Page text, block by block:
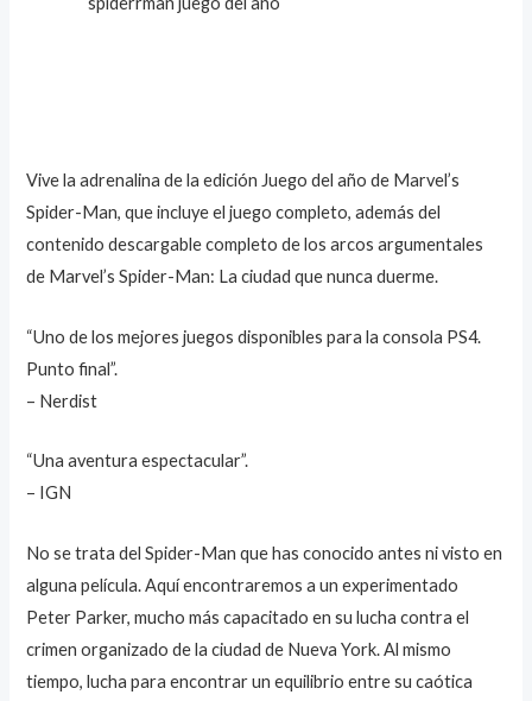
Vive la adrenalina de la edición Juego del año de Marvel’s
Spider-Man, que incluye el juego completo, además del
contenido descargable completo de los arcos argumentales
de Marvel’s Spider-Man: La ciudad que nunca duerme.
“Uno de los mejores juegos disponibles para la consola PS4.
Punto final”.
– Nerdist
“Una aventura espectacular”.
– IGN
No se trata del Spider-Man que has conocido antes ni visto en
alguna película. Aquí encontraremos a un experimentado
Peter Parker, mucho más capacitado en su lucha contra el
crimen organizado de la ciudad de Nueva York. Al mismo
tiempo, lucha para encontrar un equilibrio entre su caótica